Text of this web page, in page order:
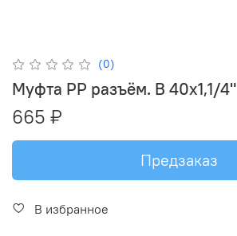
(0)
Муфта PP разъём. В 40х1,1/4"
665 ₽
Предзаказ
В избранное